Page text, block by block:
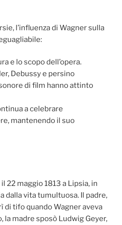
l’influenza di Wagner sulla
e lo scopo dell’opera.
Debussy e persino
di film hanno attinto
a celebrare
mantenendo il suo
22 maggio 1813 a Lipsia, in
dalla vita tumultuosa. Il padre,
di tifo quando Wagner aveva
la madre sposò Ludwig Geyer,